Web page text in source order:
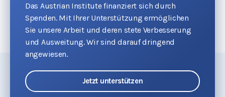
Das Austrian Institute finanziert sich durch
Spenden. Mit Ihrer Unterstützung ermöglichen
Sie unsere Arbeit und deren stete Verbesserung
und Ausweitung. Wir sind darauf dringend
angewiesen.
Jetzt unterstützen